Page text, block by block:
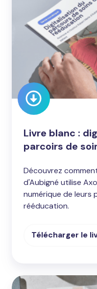
digitalisation
parcoirs
soins
rééducation
Livre blanc :
parcoirs de
Découvrez
d'Aubigné utilise
numérique de leurs
rééducation.
Télécharger le
Livre